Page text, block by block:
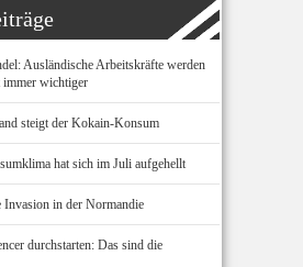
Ausländische Arbeitskräfte werden
immer wichtiger
steigt der Kokain-Konsum
hat sich im Juli aufgehellt
Invasion in der Normandie
durchstarten: Das sind die